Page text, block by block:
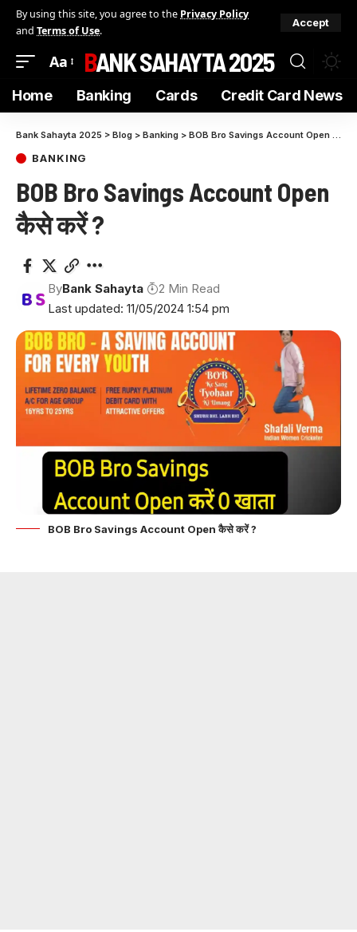
By using this site, you agree to the Privacy Policy
and Terms of Use.
Accept
Aa BANK SAHAYTA 2025
Home Banking Cards Credit Card News
Bank Sahayta 2025 > Blog > Banking > BOB Bro Savings Account Open कैसे करें ?
BANKING
BOB Bro Savings Account Open
कैसे करें ?
Last updated: 11/05/2024 1:54 pm
ByBank Sahayta 2 Min Read
BOB Bro Savings Account Open कैसे करें ?